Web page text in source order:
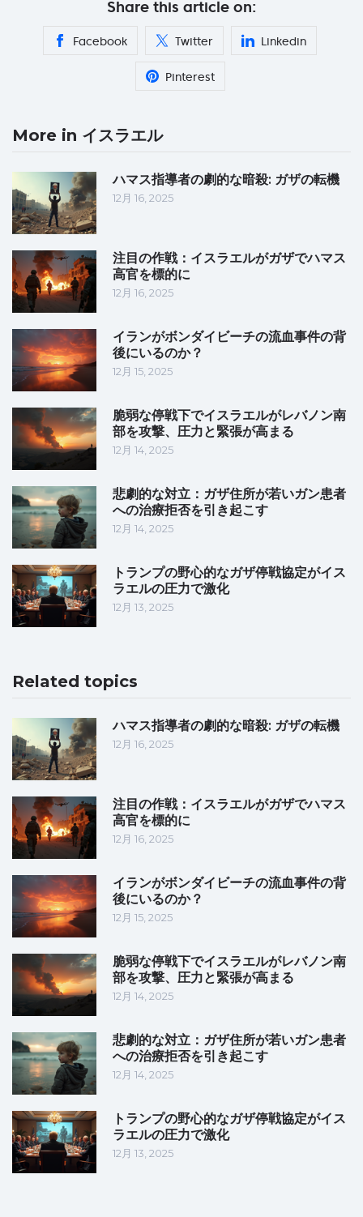
Share this article on:
Facebook Twitter Linkedin
Pinterest
More in イスラエル
ハマス指導者の劇的な暗殺: ガザの転機
12月 16, 2025
注目の作戦：イスラエルがガザでハマス
高官を標的に
12月 16, 2025
イランがボンダイビーチの流血事件の背
後にいるのか？
12月 15, 2025
脆弱な停戦下でイスラエルがレバノン南
部を攻撃、圧力と緊張が高まる
12月 14, 2025
悲劇的な対立：ガザ住所が若いガン患者
への治療拒否を引き起こす
12月 14, 2025
トランプの野心的なガザ停戦協定がイス
ラエルの圧力で激化
12月 13, 2025
Related topics
ハマス指導者の劇的な暗殺: ガザの転機
12月 16, 2025
注目の作戦：イスラエルがガザでハマス
高官を標的に
12月 16, 2025
イランがボンダイビーチの流血事件の背
後にいるのか？
12月 15, 2025
脆弱な停戦下でイスラエルがレバノン南
部を攻撃、圧力と緊張が高まる
12月 14, 2025
悲劇的な対立：ガザ住所が若いガン患者
への治療拒否を引き起こす
12月 14, 2025
トランプの野心的なガザ停戦協定がイス
ラエルの圧力で激化
12月 13, 2025